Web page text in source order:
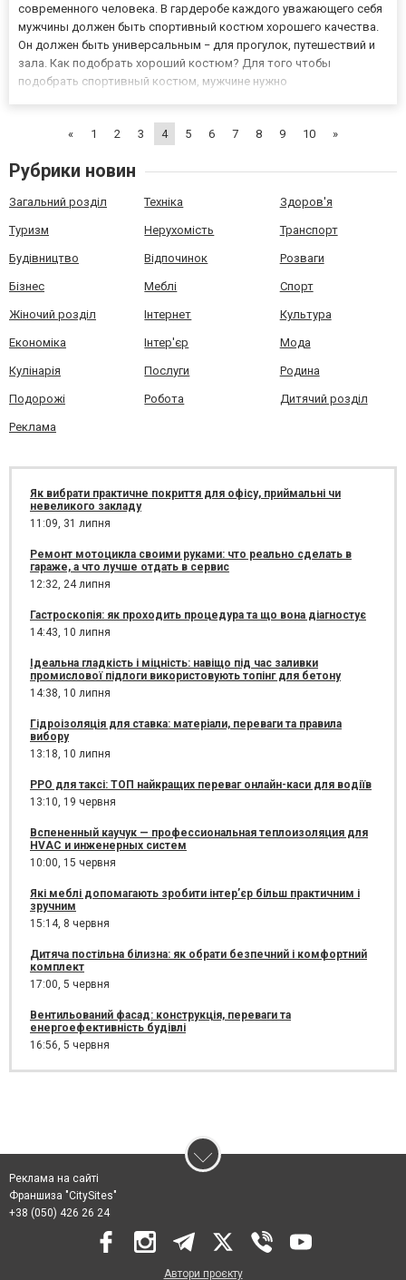
современного человека. В гардеробе каждого уважающего себя
мужчины должен быть спортивный костюм хорошего качества.
Он должен быть универсальным − для прогулок, путешествий и
зала. Как подобрать хороший костюм? Для того чтобы
подобрать спортивный костюм, мужчине нужно
назначение костюма. П...
« 1 2 3 4 5 6 7 8 9 10 »
Рубрики новин
Загальний розділ Техніка Здоров'я
Туризм Нерухомість Транспорт
Будівництво Відпочинок Розваги
Бізнес Меблі Спорт
Жіночий розділ Інтернет Культура
Економіка Інтер'єр Мода
Кулінарія Послуги Родина
Подорожі Робота Дитячий розділ
Реклама
Як вибрати практичне покриття для офісу, приймальні чи
невеликого закладу
11:09, 31 липня
Ремонт мотоцикла своими руками: что реально сделать в
гараже, а что лучше отдать в сервис
12:32, 24 липня
Гастроскопія: як проходить процедура та що вона діагностує
14:43, 10 липня
Ідеальна гладкість і міцність: навіщо під час заливки
промислової підлоги використовують топінг для бетону
14:38, 10 липня
Гідроізоляція для ставка: матеріали, переваги та правила
вибору
13:18, 10 липня
РРО для таксі: ТОП найкращих переваг онлайн-каси для водіїв
13:10, 19 червня
Вспененный каучук — профессиональная теплоизоляция для
HVAC и инженерных систем
10:00, 15 червня
Які меблі допомагають зробити інтер’єр більш практичним і
зручним
15:14, 8 червня
Дитяча постільна білизна: як обрати безпечний і комфортний
комплект
17:00, 5 червня
Вентильований фасад: конструкція, переваги та
енергоефективність будівлі
16:56, 5 червня
Реклама на сайті
Франшиза "CitySites"
+38 (050) 426 26 24
Автори проєкту